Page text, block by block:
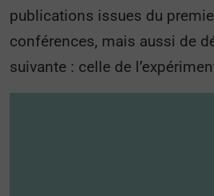
publications issues du
conférences, mais aussi de
suivante : celle de